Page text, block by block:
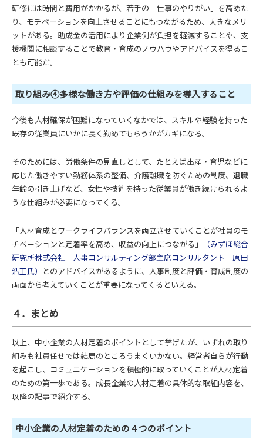
研修には時間と費用がかかるが、若手の「仕事のやりがい」を高めた
り、モチベーションを向上させることにもつながるため、大きなメリ
ットがある。助成金の活用により企業側が負担を軽減することや、支
援機関に相談することで教育・育成のノウハウやアドバイスを得るこ
とも可能だ。
取り組み④多様な働き方や評価の仕組みを導入すること
今後も人材確保が困難になっていくなかでは、スキルや経験を持った
既存の従業員にいかに長く勤めてもらうかがカギになる。
そのためには、労働条件の見直しとして、たとえば出産・育児などに
応じた働きやすい勤務体系の整備、介護離職を防ぐための制度、退職
年齢の引き上げなど、女性や技術を持った従業員が働き続けられるよ
うな仕組みが必要になってくる。
「人材育成とワークライフバランスを両立させていくことが社員のモ
チベーションと定着率を高め、収益の向上につながる」
（みずほ総合
研究所株式会社 人事コンサルティング部主席コンサルタント 原田
浩正氏）
とのアドバイスがあるように、人事制度と評価・育成制度の
両面から考えていくことが重要になってくるといえる。
４．まとめ
以上、中小企業の人材定着のポイントとして挙げたが、いずれの取り
組みも社員任せでは結局のところうまくいかない。経営者自らが行動
を起こし、コミュニケーションを積極的に取っていくことが人材定着
のための第一歩である。成長企業の人材定着の具体的な取組内容を、
以降の記事で紹介する。
中小企業の人材定着のための４つのポイント